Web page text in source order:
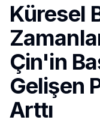
Dünya
Film ve Dizi
Kültür ve Sanat
Sağlık
Siyaset ve Tarih
Küresel
Çin'in
Gelişen
Arttı